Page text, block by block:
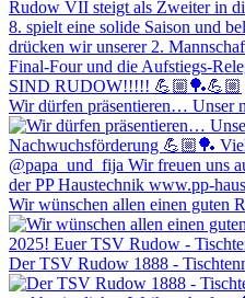
Wir dürfen präsentieren… Unser
Wir wünschen allen einen guten
Der TSV Rudow 1888 -